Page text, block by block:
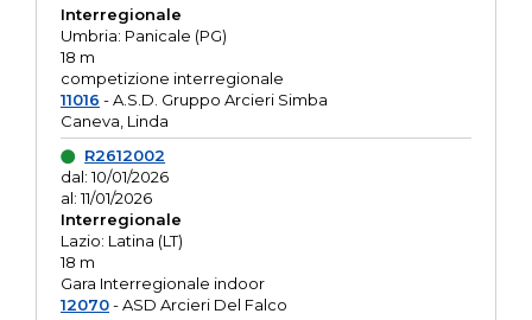
Interregionale
Umbria: Panicale (PG)
18 m
competizione interregionale
11016 - A.S.D. Gruppo Arcieri Simba
Caneva, Linda
R2612002
dal: 10/01/2026
al: 11/01/2026
Interregionale
Lazio: Latina (LT)
18 m
Gara Interregionale indoor
12070- ASD Arcieri Del Falco